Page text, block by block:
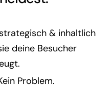
& inhaltlich
deine Besucher
Problem.